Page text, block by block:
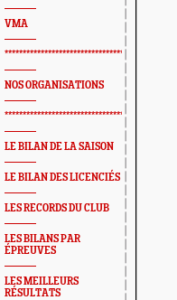
VMA
*************************************************
NOS ORGANISATIONS
*************************************************
LE BILAN DE LA SAISON
LE BILAN DES LICENCIÉS
LES RECORDS DU CLUB
LES BILANS PAR
ÉPREUVES
LES MEILLEURS
RÉSULTATS